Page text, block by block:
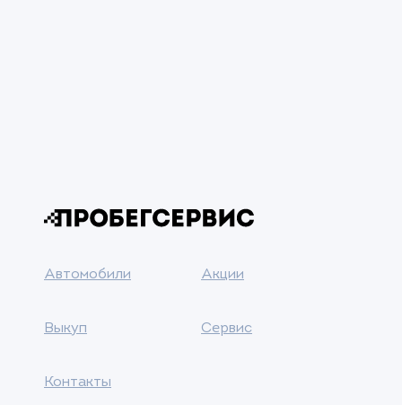
Автомобили
Выкуп
Акции
Сервис
Контакты